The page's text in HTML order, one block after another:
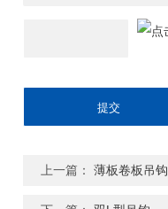
上一篇：薄板卷板吊钩